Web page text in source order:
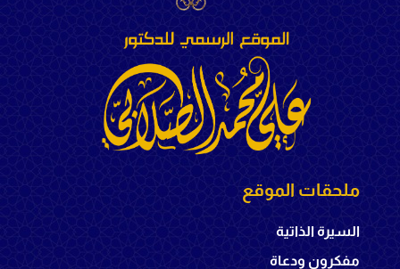
ملحقات الموقع
السيرة الذاتية
مفكرون ودعاة